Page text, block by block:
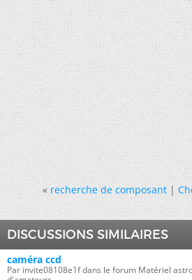
« recherche de composant|
DISCUSSIONS SIMILAIRES
caméra ccd
Par invite08108e1f dans le forum Matériel